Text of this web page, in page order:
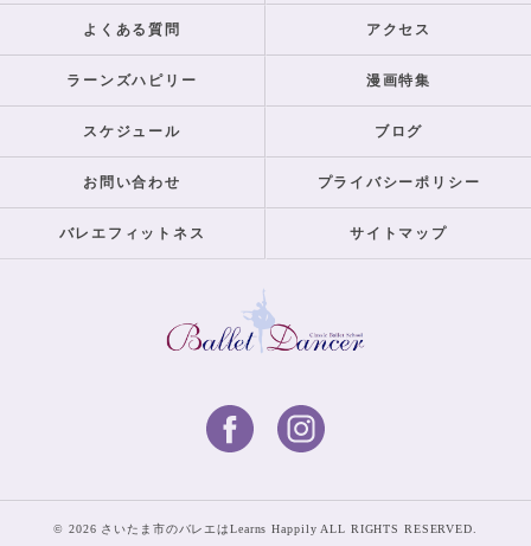
よくある質問 アクセス
ラーンズハピリー 漫画特集
スケジュール ブログ
お問い合わせ プライバシーポリシー
バレエフィットネス サイトマップ
© 2026 さいたま市のバレエはLearns Happily ALL RIGHTS RESERVED.